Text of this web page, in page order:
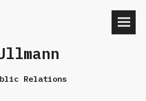
Relations